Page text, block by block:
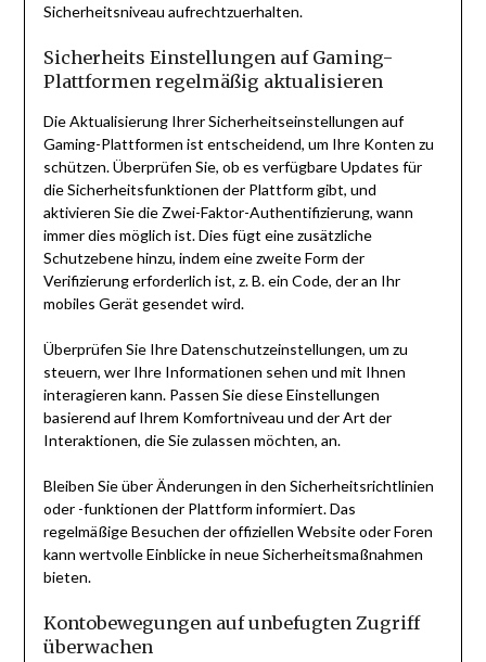
Sicherheitsniveau aufrechtzuerhalten.
Sicherheits Einstellungen auf Gaming-
Plattformen regelmäßig aktualisieren
Die Aktualisierung Ihrer Sicherheitseinstellungen auf
Gaming-Plattformen ist entscheidend, um Ihre Konten zu
schützen. Überprüfen Sie, ob es verfügbare Updates für
die Sicherheitsfunktionen der Plattform gibt, und
aktivieren Sie die Zwei-Faktor-Authentifizierung, wann
immer dies möglich ist. Dies fügt eine zusätzliche
Schutzebene hinzu, indem eine zweite Form der
Verifizierung erforderlich ist, z. B. ein Code, der an Ihr
mobiles Gerät gesendet wird.
Überprüfen Sie Ihre Datenschutzeinstellungen, um zu
steuern, wer Ihre Informationen sehen und mit Ihnen
interagieren kann. Passen Sie diese Einstellungen
basierend auf Ihrem Komfortniveau und der Art der
Interaktionen, die Sie zulassen möchten, an.
Bleiben Sie über Änderungen in den Sicherheitsrichtlinien
oder -funktionen der Plattform informiert. Das
regelmäßige Besuchen der offiziellen Website oder Foren
kann wertvolle Einblicke in neue Sicherheitsmaßnahmen
bieten.
Kontobewegungen auf unbefugten Zugriff
überwachen